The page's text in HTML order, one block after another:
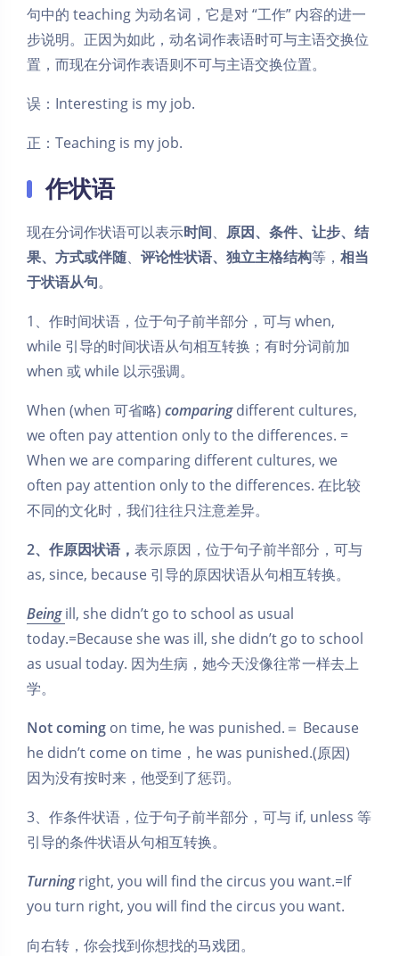
句中的 teaching 为动名词，它是对 “工作” 内容的进一
步说明。正因为如此，动名词作表语时可与主语交换位
置，而现在分词作表语则不可与主语交换位置。
误：Interesting is my job.
正：Teaching is my job.
作状语
现在分词作状语可以表示时间、 原因、条件、让步、结
果、方式或伴随、 评论性状语、独立主格结构等， 相当
于状语从句。
1、作时间状语，位于句子前半部分，可与 when,
while 引导的时间状语从句相互转换；有时分词前加
when 或 while 以示强调。
When (when 可省略) comparingdifferent cultures,
we often pay attention only to the differences. =
When we are comparing different cultures, we
often pay attention only to the differences. 在比较
不同的文化时，我们往往只注意差异。
2、作原因状语， 表示原因，位于句子前半部分，可与
as, since, because 引导的原因状语从句相互转换。
Beingill, she didn’t go to school as usual
today.=Because she was ill, she didn’t go to school
as usual today. 因为生病，她今天没像往常一样去上
学。
Not coming on time, he was punished.＝ Because
he didn’t come on time，he was punished.(原因)
因为没有按时来，他受到了惩罚。
3、作条件状语，位于句子前半部分，可与 if, unless 等
引导的条件状语从句相互转换。
Turningright, you will find the circus you want.=If
you turn right, you will find the circus you want.
向右转，你会找到你想找的马戏团。